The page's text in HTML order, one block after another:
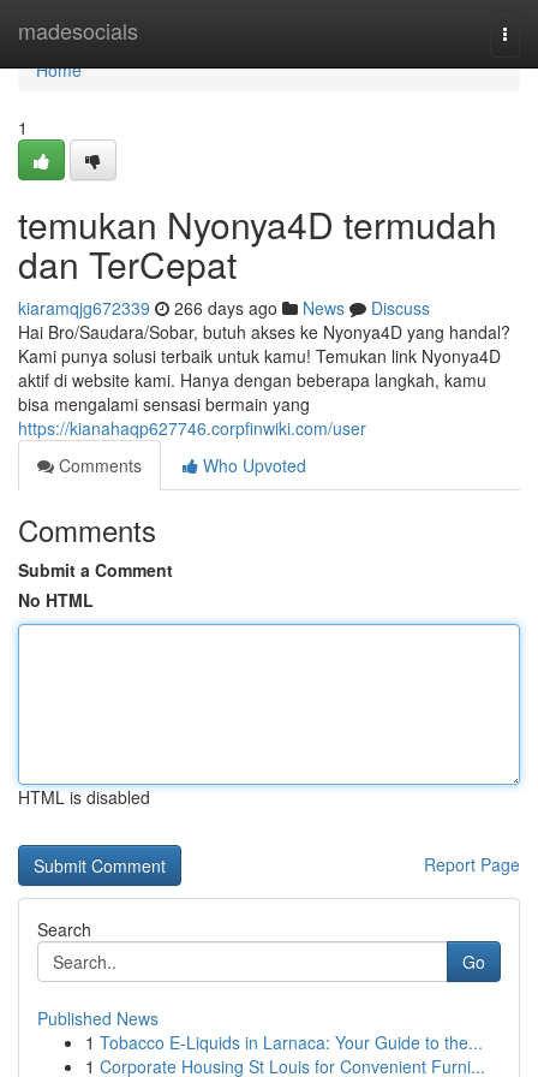
madesocials
Home
Home
1
temukan Nyonya4D termudah
dan TerCepat
kiaramqjg672339 266 days ago News
Discuss
Hai Bro/Saudara/Sobar, butuh akses ke Nyonya4D yang handal?
Kami punya solusi terbaik untuk kamu! Temukan link Nyonya4D
aktif di website kami. Hanya dengan beberapa langkah, kamu
bisa mengalami sensasi bermain yang
https://kianahaqp627746.corpfinwiki.com/user
Comments
Who Upvoted
Comments
Submit a Comment
No HTML
HTML is disabled
Report Page
Search
Go
Published News
1 Tobacco E-Liquids in Larnaca: Your Guide to the...
1 Corporate Housing St Louis for Convenient Furni...